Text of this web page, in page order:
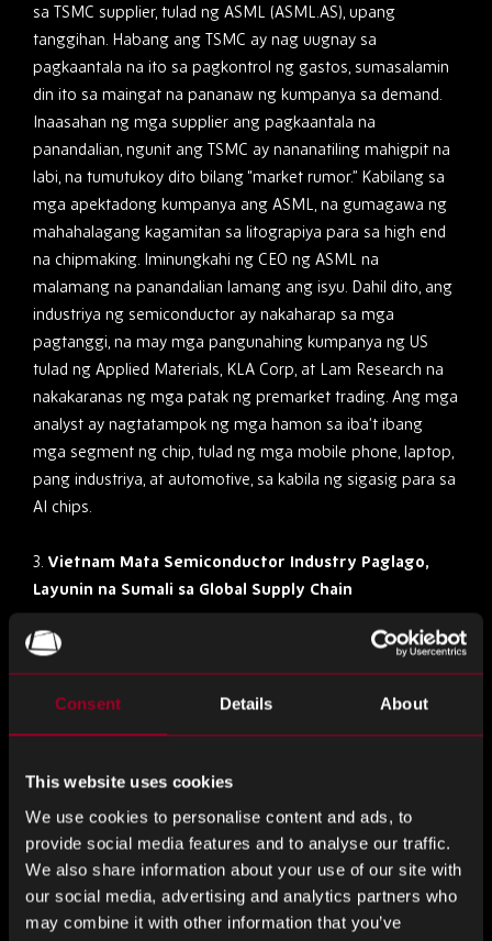
Consent Details About
This website uses cookies
We use cookies to personalise content and ads, to
provide social media features and to analyse our traffic.
We also share information about your use of our site with
our social media, advertising and analytics partners who
may combine it with other information that you’ve
sa TSMC supplier, tulad ng ASML (ASML.AS), upang
tanggihan. Habang ang TSMC ay nag uugnay sa
pagkaantala na ito sa pagkontrol ng gastos, sumasalamin
din ito sa maingat na pananaw ng kumpanya sa demand.
Inaasahan ng mga supplier ang pagkaantala na
panandalian, ngunit ang TSMC ay nananatiling mahigpit na
labi, na tumutukoy dito bilang “market rumor.” Kabilang sa
mga apektadong kumpanya ang ASML, na gumagawa ng
mahahalagang kagamitan sa litograpiya para sa high end
na chipmaking. Iminungkahi ng CEO ng ASML na
malamang na panandalian lamang ang isyu. Dahil dito, ang
industriya ng semiconductor ay nakaharap sa mga
pagtanggi, na may mga pangunahing kumpanya ng US
tulad ng Applied Materials, KLA Corp, at Lam Research na
nakakaranas ng mga patak ng premarket trading. Ang mga
analyst ay nagtatampok ng mga hamon sa iba’t ibang
mga segment ng chip, tulad ng mga mobile phone, laptop,
pang industriya, at automotive, sa kabila ng sigasig para sa
AI chips.
3. Vietnam Mata Semiconductor Industry Paglago,
Layunin na Sumali sa Global Supply Chain
Ang Vietnam ay nagsusumikap na maging isang
makabuluhang manlalaro sa pandaigdigang industriya ng
semiconductor, na sinusuportahan ng US ang mga
potensyal ng Vietnam sa sektor ng semiconductor, na may
pokus sa pagbuo ng mga mapagkukunan ng tao at
pagtanggap ng paunang pagpopondo. Sa kabila ng
makabuluhang paglago sa mga pag import ng chip,
napansin ng mga eksperto na ang papel ng Vietnam ay
kasalukuyang nakasentro sa pagpupulong, pagsubok, at